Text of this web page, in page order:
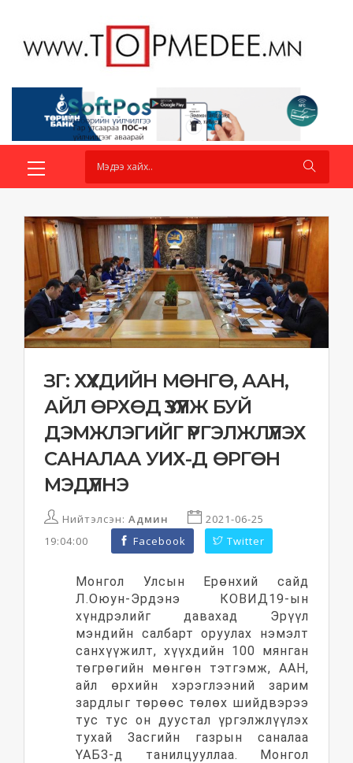
ЗГ: ХҮҮХДИЙН МӨНГӨ, ААН,
АЙЛ ӨРХӨД ҮЗҮҮЛЖ БУЙ
ДЭМЖЛЭГИЙГ ҮРГЭЛЖЛҮҮЛЭХ
САНАЛАА УИХ-Д ӨРГӨН
МЭДҮҮЛНЭ
Нийтэлсэн: Админ
2021-06-25
19:04:00
Facebook Twitter
Монгол Улсын Ерөнхий сайд
Л.Оюун-Эрдэнэ КОВИД19-ын
хүндрэлийг давахад Эрүүл
мэндийн салбарт оруулах нэмэлт
санхүүжилт, хүүхдийн 100 мянган
төгрөгийн мөнгөн тэтгэмж, ААН,
айл өрхийн хэрэглээний зарим
зардлыг төрөөс төлөх шийдвэрээ
тус тус он дуустал үргэлжлүүлэх
тухай Засгийн газрын саналаа
ҮАБЗ-д танилцууллаа. Монгол